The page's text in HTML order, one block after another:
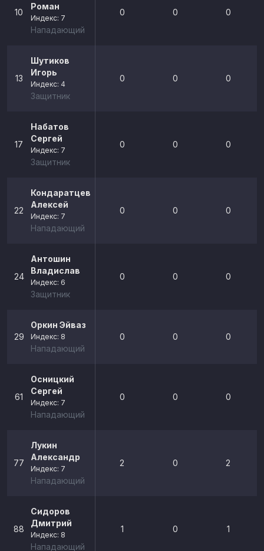
10
Роман
Индекс: 7
Нападающий
0 0 0
13
Шутиков
Игорь
Индекс: 4
Защитник
0 0 0
17
Набатов
Сергей
Индекс: 7
Защитник
0 0 0
22
Кондаратцев
Алексей
Индекс: 7
Нападающий
0 0 0
24
Антошин
Владислав
Индекс: 6
Защитник
0 0 0
29
Оркин Эйваз
Индекс: 8
Нападающий
0 0 0
61
Осницкий
Сергей
Индекс: 7
Нападающий
0 0 0
77
Лукин
Александр
Индекс: 7
Нападающий
2 0 2
88
Сидоров
Дмитрий
Индекс: 8
Нападающий
1 0 1